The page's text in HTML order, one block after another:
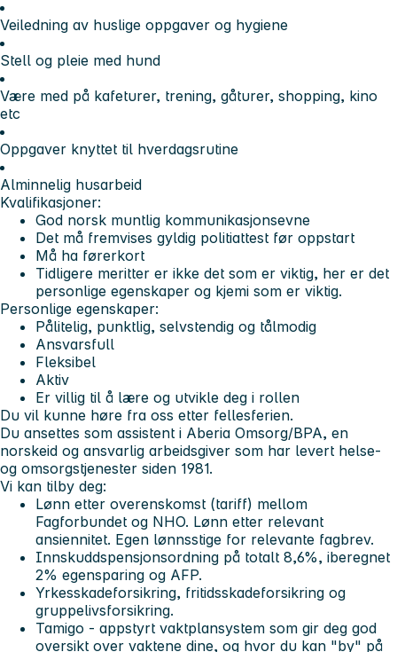
Veiledning av huslige oppgaver og hygiene
Stell og pleie med hund
Være med på kafeturer, trening, gåturer, shopping, kino
etc
Oppgaver knyttet til hverdagsrutine
Alminnelig husarbeid
Kvalifikasjoner:
God norsk muntlig kommunikasjonsevne
Det må fremvises gyldig politiattest før oppstart
Må ha førerkort
Tidligere meritter er ikke det som er viktig, her er det
personlige egenskaper og kjemi som er viktig.
Personlige egenskaper:
Pålitelig, punktlig, selvstendig og tålmodig
Ansvarsfull
Fleksibel
Aktiv
Er villig til å lære og utvikle deg i rollen
Du vil kunne høre fra oss etter fellesferien.
Du ansettes som assistent i Aberia Omsorg/BPA, en
norskeid og ansvarlig arbeidsgiver som har levert helse-
og omsorgstjenester siden 1981.
Vi kan tilby deg:
Lønn etter overenskomst (tariff) mellom
Fagforbundet og NHO. Lønn etter relevant
ansiennitet. Egen lønnsstige for relevante fagbrev.
Innskuddspensjonsordning på totalt 8,6%, iberegnet
2% egensparing og AFP.
Yrkesskadeforsikring, fritidsskadeforsikring og
gruppelivsforsikring.
Tamigo - appstyrt vaktplansystem som gir deg god
oversikt over vaktene dine, og hvor du kan "by" på